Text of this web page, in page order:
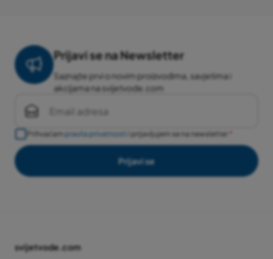
Prijavi se na Newsletter
Saznajte prvi o novim proizvodima, savjetima i
akcijama na svijetvode.com
Prihvaćam pravila privatnosti i prijavljujem se na newsletter
Prijavi se
svijetvode.com